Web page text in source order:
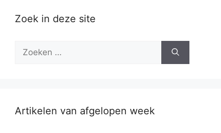
Zoek in deze site
naar:
Artikelen van afgelopen week